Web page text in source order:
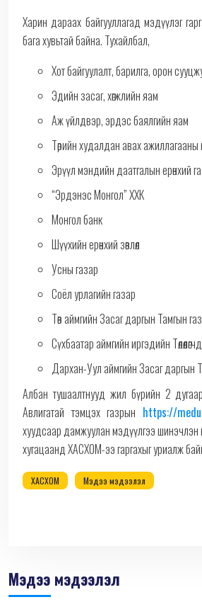
Харин дараах байгууллагад мэдүүлэг
бага хувьтай байна. Тухайлбал,
Хот байгуулалт, барилга, орон
Эдийн засаг, хөгжлийн яам
Аж үйлдвэр, эрдэс баялгийн яам
Төрийн худалдан авах ажиллагааны
Эрүүл мэндийн даатгалын ерөнхий
“Эрдэнэс Монгол” ХХК
Монгол банк
Шүүхийн ерөнхий зөвлөл
Усны газар
Соёл урлагийн газар
Төв аймгийн Засаг даргын Тамгын
Сүхбаатар аймгийн иргэдийн
Дархан-Уул аймгийн Засаг даргын
Албан тушаалтнууд жил бүрийн 2
Авлигатай тэмцэх газрын https://
хуудсаар дамжуулан мэдүүлгээ шинэчлэн
хугацаанд ХАСХОМ-ээ гаргахыг уриалж
ХАСХОМ Мэдээ мэдээлэл
Мэдээ мэдээлэл